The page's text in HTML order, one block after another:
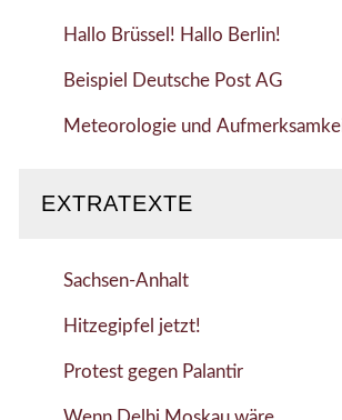
Hallo Brüssel! Hallo Berlin!
Beispiel Deutsche Post AG
Meteorologie und
EXTRATEXTE
Sachsen-Anhalt
Hitzegipfel jetzt!
Protest gegen Palantir